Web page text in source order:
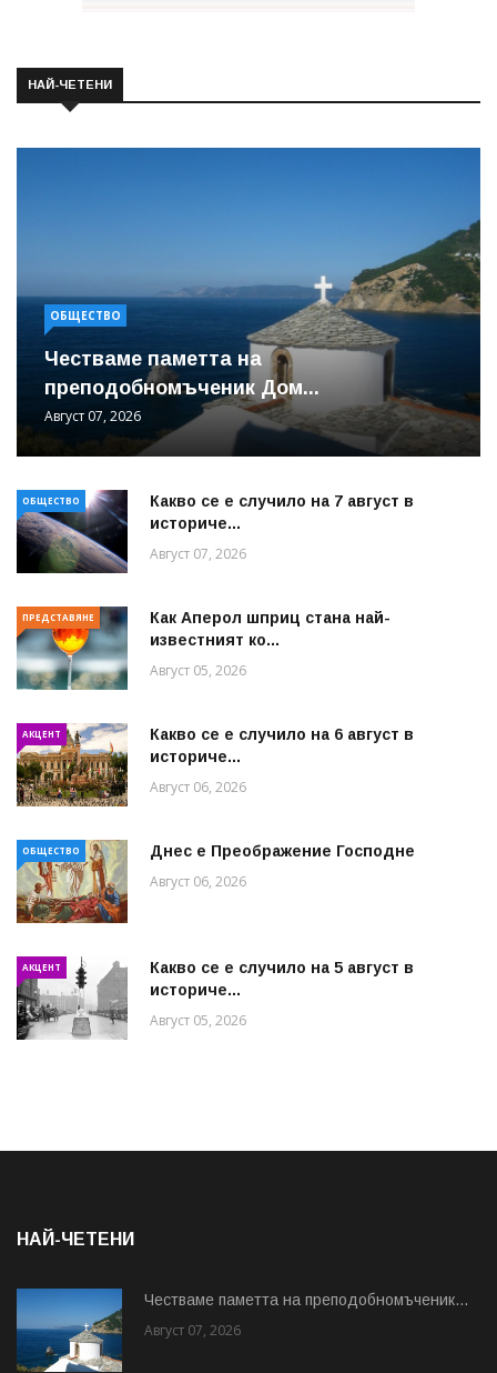
НАЙ-ЧЕТЕНИ
ОБЩЕСТВО
Честваме паметта на
преподобномъченик Дом...
Август 07, 2026
ОБЩЕСТВО
Какво се е случило на 7 август в
историче...
Август 07, 2026
ПРЕДСТАВЯНЕ
Как Аперол шприц стана най-
известният ко...
Август 05, 2026
АКЦЕНТ
Какво се е случило на 6 август в
историче...
Август 06, 2026
ОБЩЕСТВО Днес е Преображение Господне
Август 06, 2026
АКЦЕНТ
Какво се е случило на 5 август в
историче...
Август 05, 2026
НАЙ-ЧЕТЕНИ
Честваме паметта на преподобномъченик...
Август 07, 2026